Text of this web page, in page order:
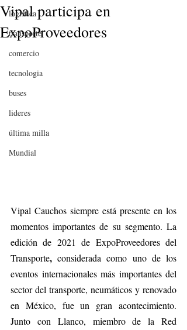
logistica
transporte
comercio
tecnologia
buses
lideres
última milla
Mundial
Vipal participa en
ExpoProveedores
Vipal Cauchos siempre está presente en los
momentos importantes de su segmento. La
edición de 2021 de ExpoProveedores del
Transporte, considerada como uno de los
eventos internacionales más importantes del
sector del transporte, neumáticos y renovado
en México, fue un gran acontecimiento.
Junto con Llanco, miembro de la Red